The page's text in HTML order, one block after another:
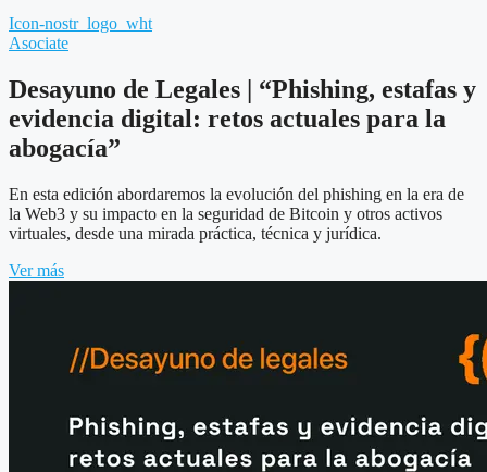
Icon-nostr_logo_wht
Asociate
Desayuno de Legales | “Phishing, estafas y
evidencia digital: retos actuales para la
abogacía”
En esta edición abordaremos la evolución del phishing en la era de
la Web3 y su impacto en la seguridad de Bitcoin y otros activos
virtuales, desde una mirada práctica, técnica y jurídica.
Ver más